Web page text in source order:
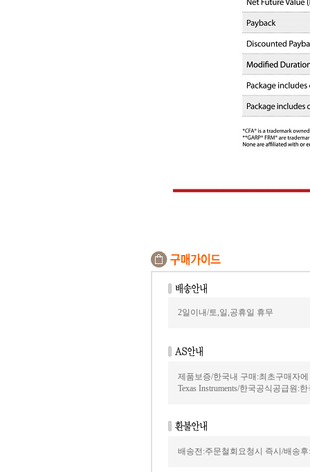
2일이내/토,일,공휴일 휴무
제품보증/한국내 구매:최초구매자
Texas Instruments/한국공식공급원:
배송전:주문철회요청시 즉시/배송